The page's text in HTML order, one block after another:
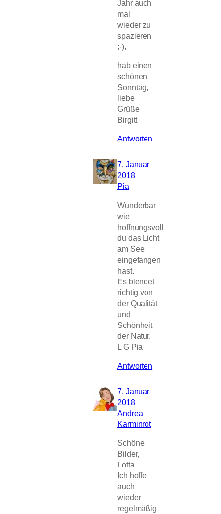
Jahr auch
mal
wieder zu
spazieren
;-),
hab einen
schönen
Sonntag,
liebe
Grüße
Birgitt
Antworten
7. Januar
2018
Pia
Wunderbar
wie
hoffnungsvoll
du das Licht
am See
eingefangen
hast.
Es blendet
richtig von
der Qualität
und
Schönheit
der Natur.
L G Pia
Antworten
7. Januar
2018
Andrea
Karminrot
Schöne
Bilder,
Lotta
Ich hoffe
auch
wieder
regelmäßig